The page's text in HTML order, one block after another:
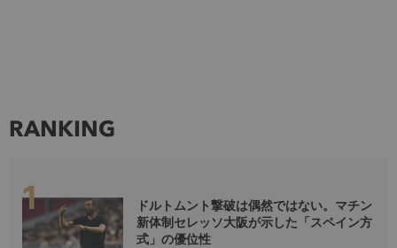
RANKING
ドルトムント撃破は偶然ではない。マチン
新体制セレッソ大阪が示した「スペイン方
式」の優位性